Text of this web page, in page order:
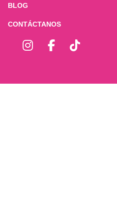
BLOG
CONTÁCTANOS